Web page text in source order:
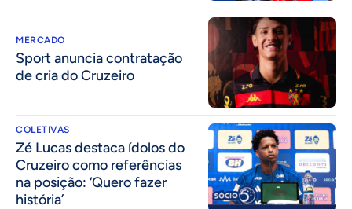
MERCADO
Sport anuncia contratação
de cria do Cruzeiro
COLETIVAS
Zé Lucas destaca ídolos do
Cruzeiro como referências
na posição: ‘Quero fazer
história’